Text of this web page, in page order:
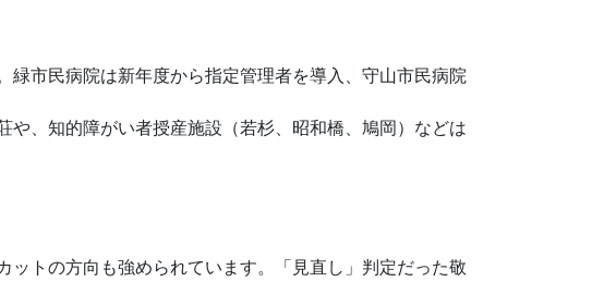
市民病院は新年度から指定管理者を導入、守山市民病院
、知的障がい者授産施設（若杉、昭和橋、鳩岡）などは
トの方向も強められています。「見直し」判定だった敬